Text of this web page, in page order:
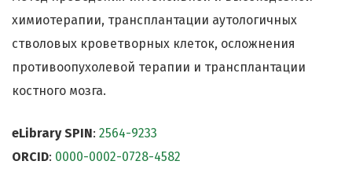
химиотерапии, трансплантации аутологичных
стволовых кроветворных клеток, осложнения
противоопухолевой терапии и трансплантации
костного мозга.
eLibrary SPIN: 2564-9233
ORCID: 0000-0002-0728-4582